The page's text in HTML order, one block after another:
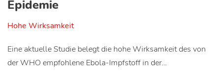
Epidemie
Hohe Wirksamkeit
Eine aktuelle Studie belegt die hohe Wirksamkeit des von
der WHO empfohlene Ebola-Impfstoff in der…